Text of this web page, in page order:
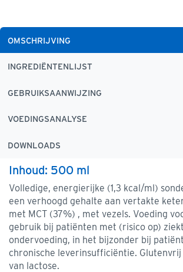
OMSCHRIJVING
INGREDIËNTENLIJST
GEBRUIKSAANWIJZING
VOEDINGSANALYSE
DOWNLOADS
Inhoud: 500 ml
Volledige, energierijke (1,3 kcal/ml)
een verhoogd gehalte aan vertakte
met MCT (37%) , met vezels. Voeding
gebruik bij patiënten met (risico op)
ondervoeding, in het bijzonder bij
chronische leverinsufficiëntie.
van lactose.